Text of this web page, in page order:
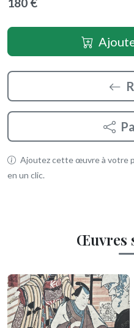
Ajoutez cette œuvre à votre
en un clic.
Œuvres